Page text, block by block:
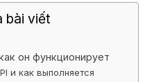
bài viết
он функционирует
и как выполняется